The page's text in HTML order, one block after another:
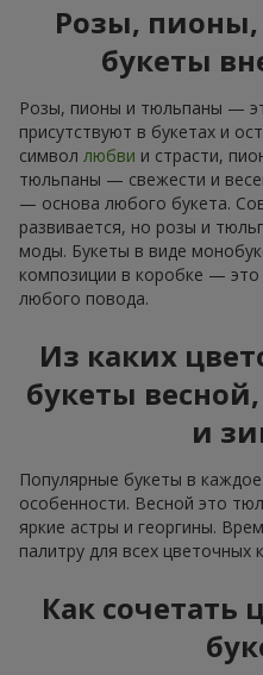
Розы,
букеты
Розы, пионы и тюльпаны —
присутствуют в букетах и
символ любви и страсти,
тюльпаны — свежести и
— основа любого букета.
развивается, но розы и
моды. Букеты в виде
композиции в коробке —
любого повода.
Из каких
букеты
и
Популярные букеты в
особенности. Весной это
яркие астры и георгины.
палитру для всех цветочных
Как сочетать